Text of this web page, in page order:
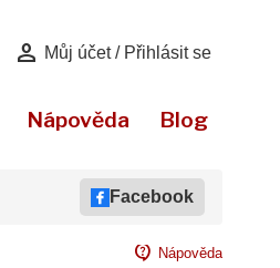
person Můj účet / Přihlásit se
Nápověda Blog
Facebook
contact_support Nápověda